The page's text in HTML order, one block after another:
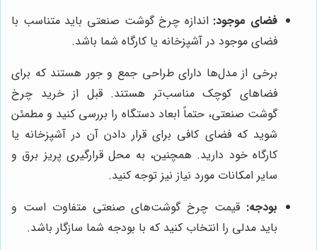
فضای موجود: اندازه چرخ گوشت صنعتی باید متناسب با
فضای موجود در آشپزخانه یا کارگاه شما باشد.
برخی از مدل‌ها دارای طراحی جمع و جور هستند که برای
فضاهای کوچک مناسب‌تر هستند. قبل از خرید چرخ
گوشت صنعتی، حتماً ابعاد دستگاه را بررسی کنید و مطمئن
شوید که فضای کافی برای قرار دادن آن در آشپزخانه یا
کارگاه خود دارید. همچنین، به محل قرارگیری پریز برق و
سایر امکانات مورد نیاز نیز توجه کنید.
بودجه: قیمت چرخ گوشت‌های صنعتی متفاوت است و
باید مدلی را انتخاب کنید که با بودجه شما سازگار باشد.